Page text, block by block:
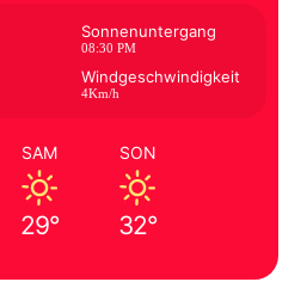
Sonnenuntergang
08:30 PM
Windgeschwindigkeit
4Km/h
SAM
29°
SON
32°